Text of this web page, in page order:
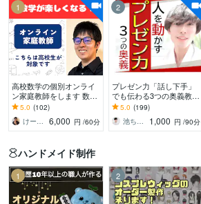
1
高校数学の個別オンライ
ン家庭教師をします 数学
が楽しくなる体験を！
（体験授業として初回割
引中です）
5.0 (102)
けーさくの数学教室
6,000 円 /60分
2
プレゼン力「話し下手」
でも伝わる3つの奥義教え
ます プレゼン賞100人中1
位の【話し方】ロジカル
会話・スピーチ術
5.0 (199)
池ちゃん先生｜話し方×自分発見コーチ｜
1,000 円 /90分
ハンドメイド制作
1 2